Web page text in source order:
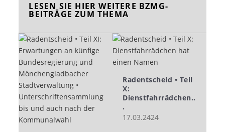
LESEN SIE HIER WEITERE BZMG-
BEITRÄGE ZUM THEMA
Radentscheid • Teil
X:
Dienstfahrrädchen..
.
17.03.2424